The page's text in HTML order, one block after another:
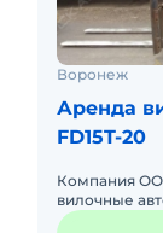
Воронеж
Аренда
FD15T-20
Компания
вилочные